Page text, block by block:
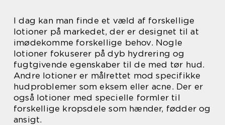
I dag kan man finde et væld af forskellige
lotioner på markedet, der er designet til at
imødekomme forskellige behov. Nogle
lotioner fokuserer på dyb hydrering og
fugtgivende egenskaber til de med tør hud.
Andre lotioner er målrettet mod specifikke
hudproblemer som eksem eller acne. Der er
også lotioner med specielle formler til
forskellige kropsdele som hænder, fødder og
ansigt.